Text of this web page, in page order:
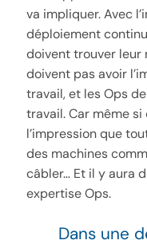
va impliquer. Avec
déploiement
doivent trouver leur
doivent pas avoir
travail, et les Ops
travail. Car même
l’impression que
des machines
câbler… Et il y aura
expertise Ops.
Dans une